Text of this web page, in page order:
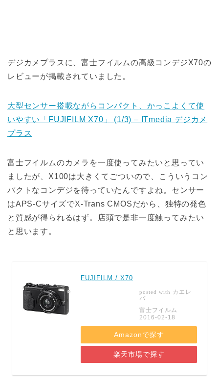
デジカメプラスに、富士フイルムの高級コンデジX70の
レビューが掲載されていました。
大型センサー搭載ながらコンパクト、かっこよくて使
いやすい「FUJIFILM X70」 (1/3) – ITmedia デジカメ
プラス
富士フイルムのカメラを一度使ってみたいと思ってい
ましたが、X100は大きくてごついので、こういうコン
パクトなコンデジを待っていたんですよね。センサー
はAPS-CサイズでX-Trans CMOSだから、独特の発色
と質感が得られるはず。店頭で是非一度触ってみたい
と思います。
FUJIFILM / X70
posted with カエレ
バ
富士フイルム
2016-02-18
Amazonで探す
楽天市場で探す